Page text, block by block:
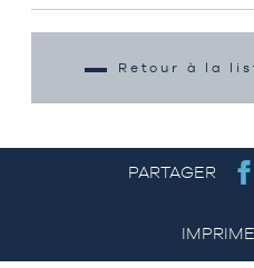
Retour à la
PARTAGER